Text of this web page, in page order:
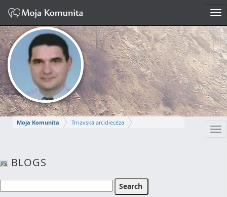
Moja Komunita
Trnavská arcidiecéza
MIROSLAV
BLOGS